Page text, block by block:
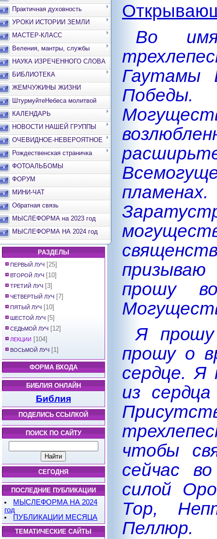
Практичная духовность
УРОКИ ИСТОРИИ ЗЕМЛИ
МАСТЕР-КЛАСС
Веления, мантры, службы
НАУКА ИЗРЕЧЕННОГО СЛОВА
БИБЛИОТЕКА
ЖЕМЧУЖИНЫ ЖИЗНИ
ШтурмуйтеНебеса молитвой
КАЛЕНДАРЬ
НОВОСТИ НАШЕЙ ГРУППЫ
ОЧЕВИДНОЕ-НЕВЕРОЯТНОЕ
Рождественская страничка
ФОТОАЛЬБОМЫ
ФОРУМ
МИНИ-ЧАТ
Обратная связь
МЫСЛЕФОРМА на 2023 год
МЫСЛЕФОРМА НА 2024 год
РАЗДЕЛЫ
ПЕРВЫЙ ЛУЧ [25]
ВТОРОЙ ЛУЧ [10]
ТРЕТИЙ ЛУЧ [3]
ЧЕТВЕРТЫЙ ЛУЧ [7]
ПЯТЫЙ ЛУЧ [10]
ШЕСТОЙ ЛУЧ [5]
СЕДЬМОЙ ЛУЧ [12]
ЛЕКЦИИ [104]
ВОСЬМОЙ ЛУЧ [1]
ФОРМА ВХОДА
БИБЛИЯ ОНЛАЙН
Библия
ПОДЕЛИСЬ ССЫЛКОЙ
ПОИСК ПО САЙТУ
СЕГОДНЯ
ПОСЛЕДНИЕ ПУБЛИКАЦИИ
МЫСЛЕФОРМА НА 2024
год
ПУБЛИКАЦИИ МЕСЯЦА
ТЕМАТИЧЕСКИЕ САЙТЫ
Во
Гаутамы
прошу
Я прошу
прошу о
сердце. Я
из
чтобы
сейчас
силой
Тор,
Пеллюр.